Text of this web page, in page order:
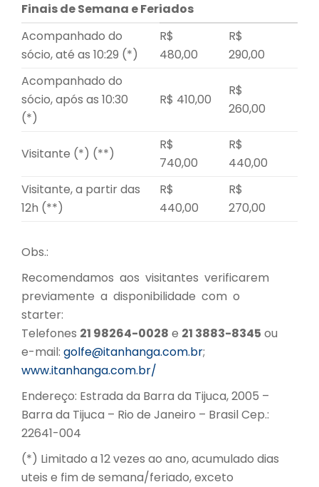
Finais de Semana e Feriados
Acompanhado do
sócio, até as 10:29 (*)
R$
480,00
R$
290,00
Acompanhado do
sócio, após as 10:30
(*)
R$ 410,00
R$
260,00
Visitante (*) (**)
R$
740,00
R$
440,00
Visitante, a partir das
12h (**)
R$
440,00
R$
270,00
Obs.:
Recomendamos aos visitantes verificarem
previamente a disponibilidade com o
starter:
Telefones 21 98264-0028 e 21 3883-8345 ou
e-mail: golfe@itanhanga.com.br;
www.itanhanga.com.br/
Endereço: Estrada da Barra da Tijuca, 2005 –
Barra da Tijuca – Rio de Janeiro – Brasil Cep.:
22641-004
(*) Limitado a 12 vezes ao ano, acumulado dias
uteis e fim de semana/feriado, exceto